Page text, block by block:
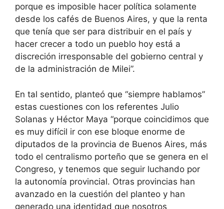
porque es imposible hacer política solamente
desde los cafés de Buenos Aires, y que la renta
que tenía que ser para distribuir en el país y
hacer crecer a todo un pueblo hoy está a
discreción irresponsable del gobierno central y
de la administración de Milei”.
En tal sentido, planteó que “siempre hablamos”
estas cuestiones con los referentes Julio
Solanas y Héctor Maya “porque coincidimos que
es muy difícil ir con ese bloque enorme de
diputados de la provincia de Buenos Aires, más
todo el centralismo porteño que se genera en el
Congreso, y tenemos que seguir luchando por
la autonomía provincial. Otras provincias han
avanzado en la cuestión del planteo y han
generado una identidad que nosotros